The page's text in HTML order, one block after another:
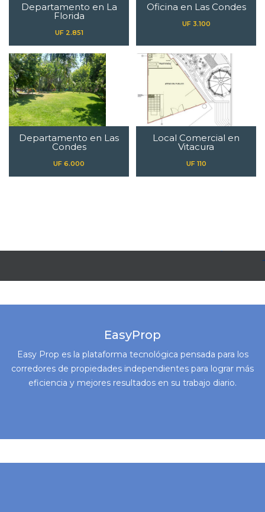
Departamento en La
Florida
UF 2.851
Oficina en Las Condes
UF 3.100
Departamento en Las
Condes
UF 6.000
Local Comercial en
Vitacura
UF 110
EasyProp
Easy Prop es la plataforma tecnológica pensada para los
corredores de propiedades independientes para lograr más
eficiencia y mejores resultados en su trabajo diario.